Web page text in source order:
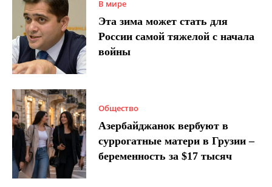
В мире
Эта зима может стать для
России самой тяжелой с начала
войны
Общество
Азербайджанок вербуют в
суррогатные матери в Грузии –
беременность за $17 тысяч